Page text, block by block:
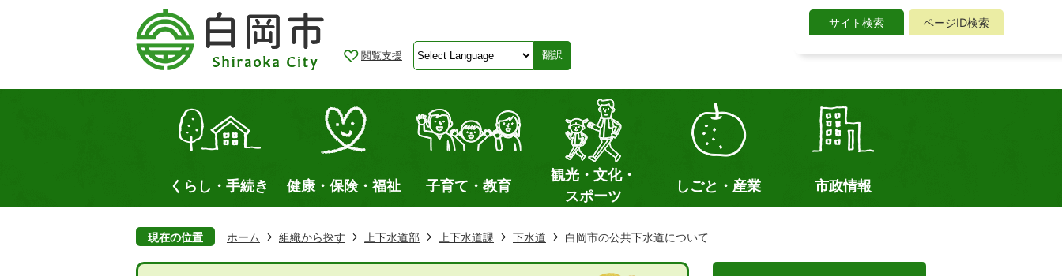
閲覧支援 翻訳
サイト検索
ページID検索
イ
検
くらし・手続き 健康・保険・福祉 子育て・教育
観光・文化・
スポーツ
しごと・産業 市政情報
現在の位置 ホーム 組織から探す 上下水道部 上下水道課 下水道 白岡市の公共下水道について